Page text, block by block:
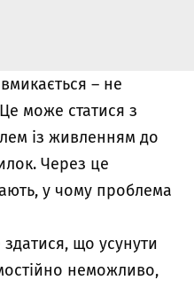
– не
може статися з
із живленням до
Через це
у чому проблема
що усунути
неможливо,